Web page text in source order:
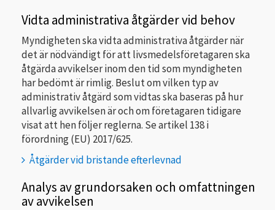
Vidta administrativa åtgärder vid behov
Myndigheten ska vidta administrativa åtgärder när
det är nödvändigt för att livsmedelsföretagaren ska
åtgärda avvikelser inom den tid som myndigheten
har bedömt är rimlig. Beslut om vilken typ av
administrativ åtgärd som vidtas ska baseras på hur
allvarlig avvikelsen är och om företagaren tidigare
visat att hen följer reglerna. Se artikel 138 i
förordning (EU) 2017/625.
Åtgärder vid bristande efterlevnad
Analys av grundorsaken och omfattningen
av avvikelsen